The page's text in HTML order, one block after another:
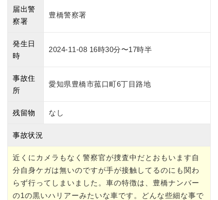
届出警
察署
豊橋警察署
発生日
時
2024-11-08 16時30分〜17時半
事故住
所
愛知県豊橋市菰口町6丁目路地
残留物 なし
事故状況
近くにカメラもなく警察官が捜査中だとおもいます自
分自身ケガは無いのですが手が接触してるのにも関わ
らず行ってしまいました。車の特徴は、豊橋ナンバー
の1の黒いハリアーみたいな車です。どんな些細な事で